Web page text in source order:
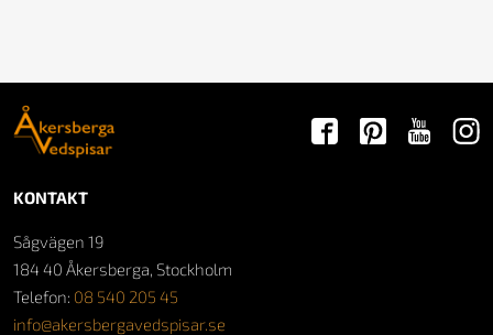
KONTAKT
Sågvägen 19
184 40 Åkersberga, Stockholm
Telefon: 08 540 205 45
info@akersbergavedspisar.se